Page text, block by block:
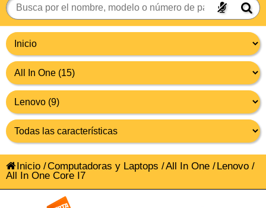
Inicio /Computadoras y Laptops /All In One /Lenovo /
All In One Core I7